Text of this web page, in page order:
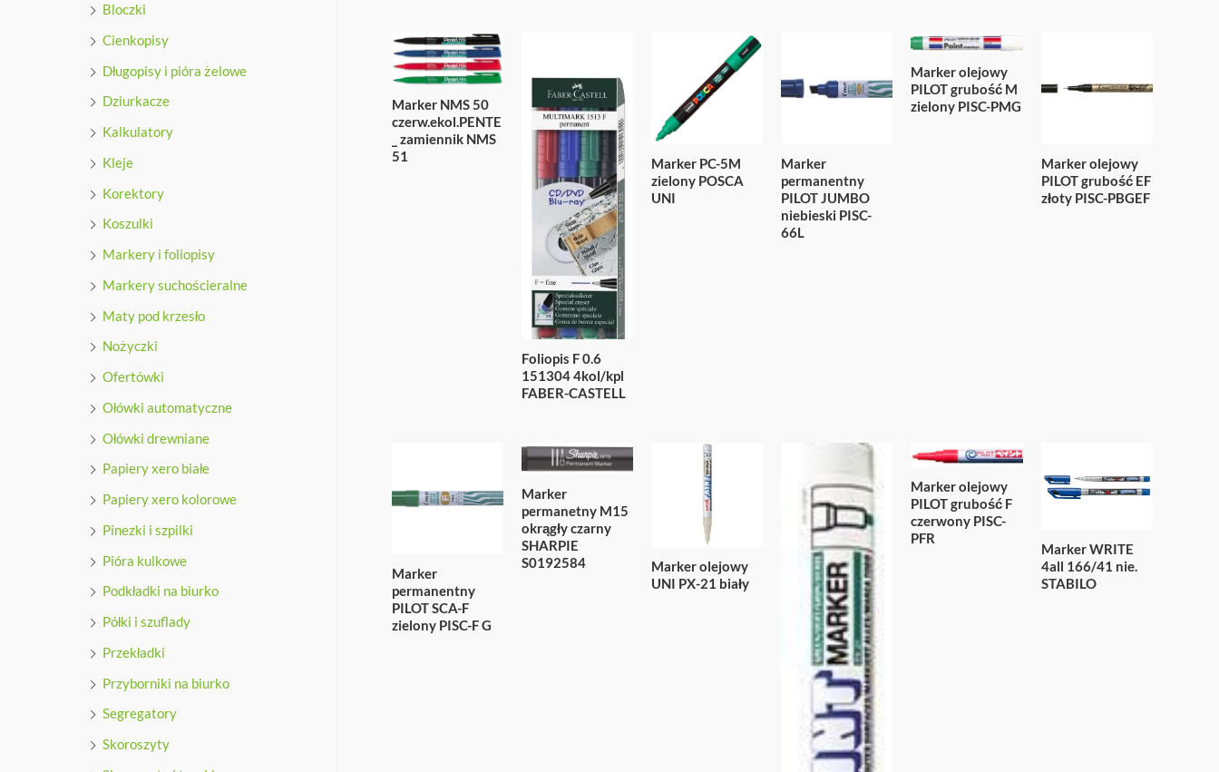
xxxvideos247.net
Bloczki
Cienkopisy
Długopisy i pióra żelowe
Dziurkacze
Kalkulatory
Kleje
Korektory
Koszulki
Markery i foliopisy
Markery suchościeralne
Maty pod krzesło
Nożyczki
Ofertówki
Ołówki automatyczne
Ołówki drewniane
Papiery xero białe
Papiery xero kolorowe
Pinezki i szpilki
Pióra kulkowe
Podkładki na biurko
Półki i szuflady
Przekładki
Przyborniki na biurko
Segregatory
Skoroszyty
Marker NMS 50
czerw.ekol.PENTE
_ zamiennik NMS
51
Foliopis F 0.6
151304 4kol/kpl
FABER-CASTELL
Marker PC-5M
zielony POSCA
UNI
Marker
permanentny
PILOT JUMBO
niebieski PISC-
66L
Marker olejowy
PILOT grubość M
zielony PISC-PMG
Marker olejowy
PILOT grubość EF
złoty PISC-PBGEF
Marker
permanentny
PILOT SCA-F
zielony PISC-F G
Marker
permanetny M15
okrągły czarny
SHARPIE
S0192584
Marker olejowy
UNI PX-21 biały
Marker olejowy
PILOT grubość F
czerwony PISC-
PFR
Marker WRITE
4all 166/41 nie.
STABILO